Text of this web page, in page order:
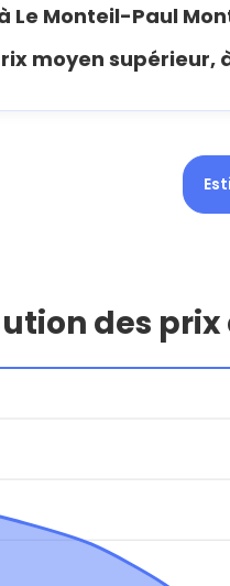
Le Monteil-Paul
moyen supérieur,
des